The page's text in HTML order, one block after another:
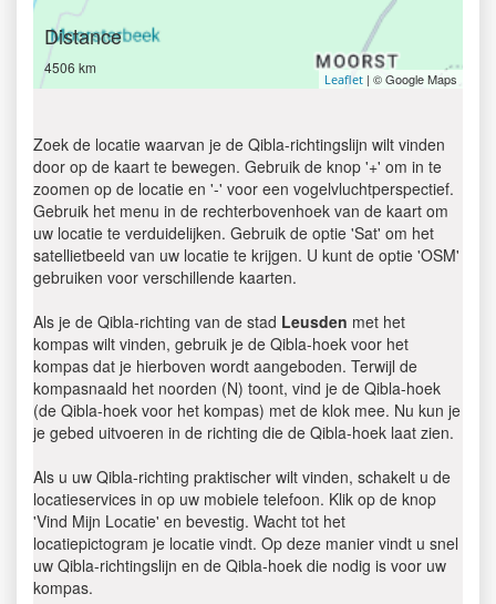
Distance
4506 km
Leaflet | © Google Maps
Zoek de locatie waarvan je de Qibla-richtingslijn wilt vinden
door op de kaart te bewegen. Gebruik de knop '+' om in te
zoomen op de locatie en '-' voor een vogelvluchtperspectief.
Gebruik het menu in de rechterbovenhoek van de kaart om
uw locatie te verduidelijken. Gebruik de optie 'Sat' om het
satellietbeeld van uw locatie te krijgen. U kunt de optie 'OSM'
gebruiken voor verschillende kaarten.
Als je de Qibla-richting van de stad Leusden met het
kompas wilt vinden, gebruik je de Qibla-hoek voor het
kompas dat je hierboven wordt aangeboden. Terwijl de
kompasnaald het noorden (N) toont, vind je de Qibla-hoek
(de Qibla-hoek voor het kompas) met de klok mee. Nu kun je
je gebed uitvoeren in de richting die de Qibla-hoek laat zien.
Als u uw Qibla-richting praktischer wilt vinden, schakelt u de
locatieservices in op uw mobiele telefoon. Klik op de knop
'Vind Mijn Locatie' en bevestig. Wacht tot het
locatiepictogram je locatie vindt. Op deze manier vindt u snel
uw Qibla-richtingslijn en de Qibla-hoek die nodig is voor uw
kompas.